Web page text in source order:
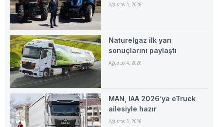
Ağustos 4, 2026
Naturelgaz ilk yarı
sonuçlarını paylaştı
Ağustos 4, 2026
MAN, IAA 2026’ya eTruck
ailesiyle hazır
Ağustos 3, 2026